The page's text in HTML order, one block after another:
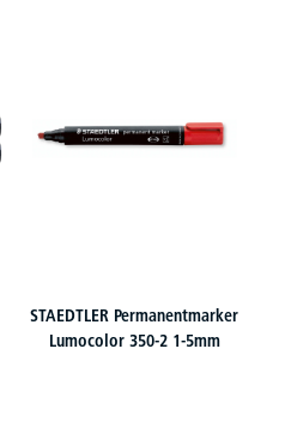
STAEDTLER Permanentmarker
Lumocolor 350-2 1-5mm